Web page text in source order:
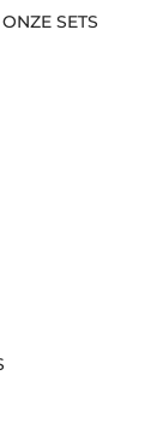
SETS